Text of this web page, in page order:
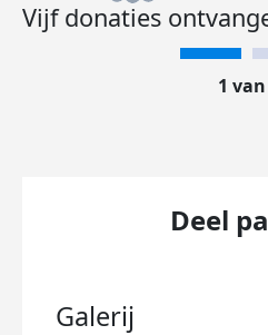
Vijf donaties
1
Deel
Galerij